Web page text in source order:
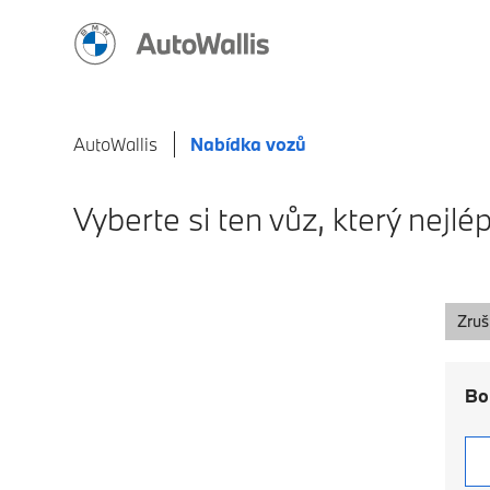
AutoWallis Nabídka vozů
Vyberte si ten vůz, který